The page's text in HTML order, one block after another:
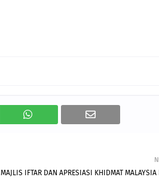
MAJLIS IFTAR DAN APRESIASI KHIDMAT MALAYSIA